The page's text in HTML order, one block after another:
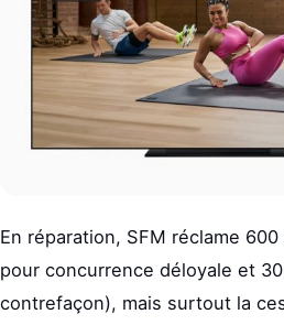
En réparation, SFM réclame
pour concurrence déloyale et
contrefaçon), mais surtout la